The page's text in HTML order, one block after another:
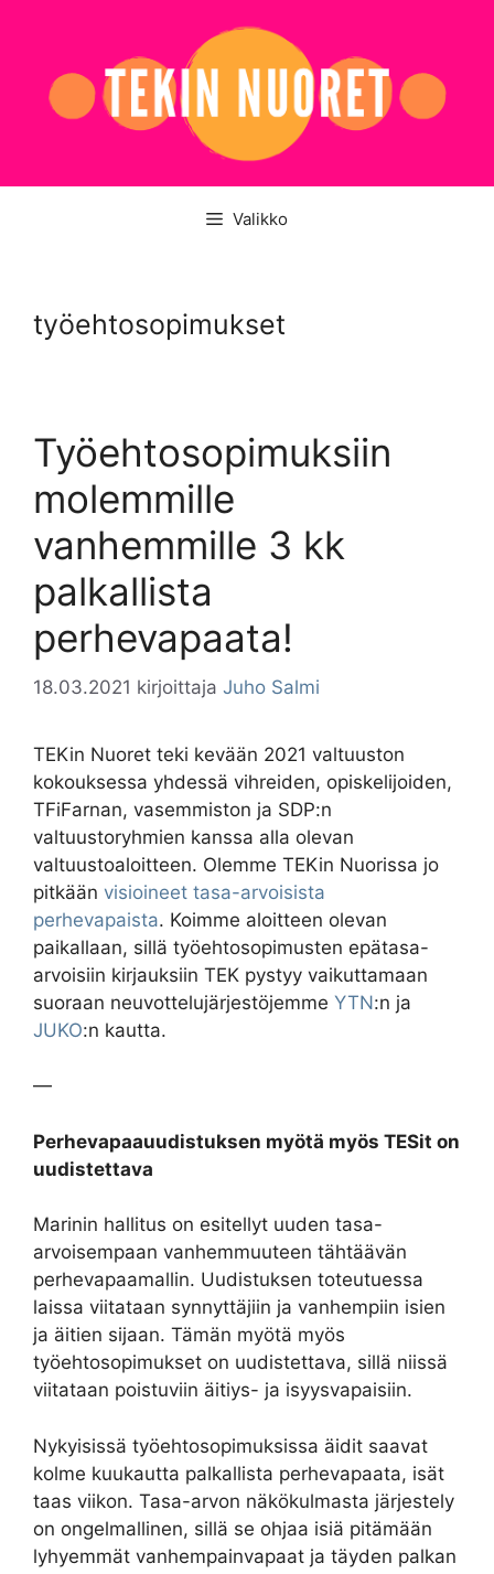
Valikko
työehtosopimukset
Työehtosopimuksiin
molemmille
vanhemmille 3 kk
palkallista
perhevapaata!
18.03.2021 kirjoittaja Juho Salmi
TEKin Nuoret teki kevään 2021 valtuuston
kokouksessa yhdessä vihreiden, opiskelijoiden,
TFiFarnan, vasemmiston ja SDP:n
valtuustoryhmien kanssa alla olevan
valtuustoaloitteen. Olemme TEKin Nuorissa jo
pitkään visioineet tasa-arvoisista
perhevapaista. Koimme aloitteen olevan
paikallaan, sillä työehtosopimusten epätasa-
arvoisiin kirjauksiin TEK pystyy vaikuttamaan
suoraan neuvottelujärjestöjemme YTN:n ja
JUKO:n kautta.
—
Perhevapaauudistuksen myötä myös TESit on
uudistettava
Marinin hallitus on esitellyt uuden tasa-
arvoisempaan vanhemmuuteen tähtäävän
perhevapaamallin. Uudistuksen toteutuessa
laissa viitataan synnyttäjiin ja vanhempiin isien
ja äitien sijaan. Tämän myötä myös
työehtosopimukset on uudistettava, sillä niissä
viitataan poistuviin äitiys- ja isyysvapaisiin.
Nykyisissä työehtosopimuksissa äidit saavat
kolme kuukautta palkallista perhevapaata, isät
taas viikon. Tasa-arvon näkökulmasta järjestely
on ongelmallinen, sillä se ohjaa isiä pitämään
lyhyemmät vanhempainvapaat ja täyden palkan